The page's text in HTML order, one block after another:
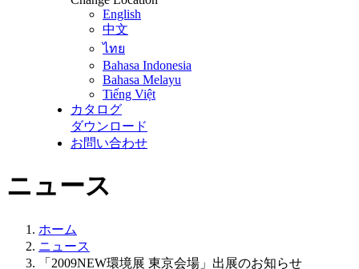
English
中文
ไทย
Bahasa Indonesia
Bahasa Melayu
Tiếng Việt
カタログ
ダウンロード
お問い合わせ
ニュース
ホーム
ニュース
「2009NEW環境展 東京会場」出展のお知らせ